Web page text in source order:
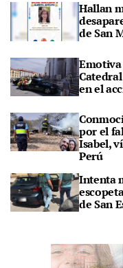
Hallan
de San
en el
por el
Isabel,
Perú
Intenta
de San